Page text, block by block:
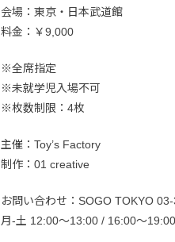
会場：東京・日本武道館
料金：￥9,000
※全席指定
※未就学児入場不可
※枚数制限：4枚
主催：Toy’s Factory
制作：01 creative
お問い合わせ：SOGO TOKYO
月-土 12:00〜13:00 / 16:00〜